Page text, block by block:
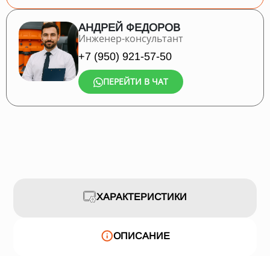
АНДРЕЙ ФЕДОРОВ
Инженер-консультант
+7 (950) 921-57-50
ПЕРЕЙТИ В ЧАТ
ХАРАКТЕРИСТИКИ
ОПИСАНИЕ